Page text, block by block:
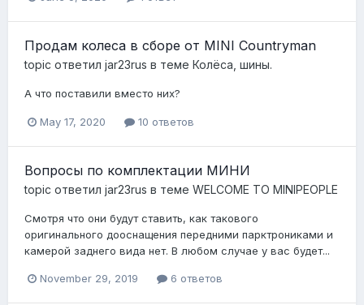
Продам колеса в сборе от MINI Countryman
topic ответил jar23rus в теме Колёса, шины.
А что поставили вместо них?
May 17, 2020 10 ответов
Вопросы по комплектации МИНИ
topic ответил jar23rus в теме WELCOME TO MINIPEOPLE
Смотря что они будут ставить, как такового
оригинального дооснащения передними парктрониками и
камерой заднего вида нет. В любом случае у вас будет...
November 29, 2019 6 ответов